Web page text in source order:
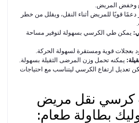
وخفض المريض.
دعمًا قويًا للمريض أثناء النقل، ويقلل من خطر
يمكن طي الكرسي بسهولة لتوفير مساحة
بعجلات قوية ومستقرة لسهولة الحركة.
يمكنه تحمل وزن المرضى الثقيلة بسهولة.
تعديل ارتفاع الكرسي ليتناسب مع احتياجات
كرسي نقل مريض
بطاولة طعام: